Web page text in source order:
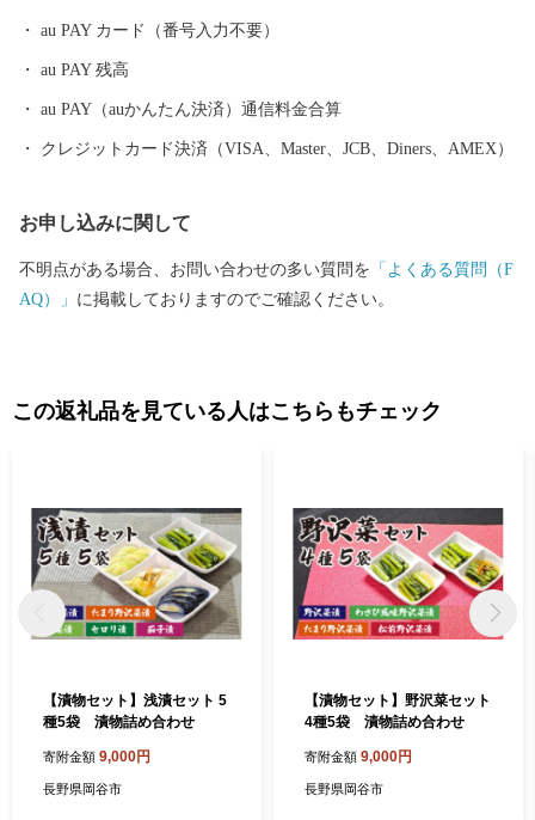
網の結節点という極めて恵まれた拠点性を有しています。
au PAY カード（番号入力不要）
au PAY 残高
au PAY（auかんたん決済）通信料金合算
クレジットカード決済（VISA、Master、JCB、Diners、AMEX）
お申し込みに関して
不明点がある場合、お問い合わせの多い質問を 「よくある質問（F
AQ）」 に掲載しておりますのでご確認ください。
この返礼品を見ている人はこちらもチェック
【漬物セット】浅漬セット 5
種5袋 漬物詰め合わせ
寄附金額 9,000円
長野県岡谷市
【漬物セット】野沢菜セット
4種5袋 漬物詰め合わせ
寄附金額 9,000円
長野県岡谷市